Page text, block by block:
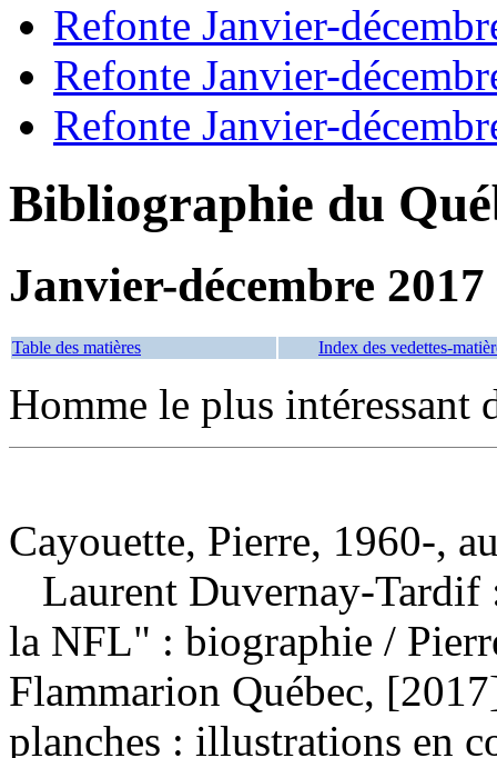
Refonte Janvier-
Refonte Janvier-
Refonte Janvier-
Bibliographie du
Janvier-décembre 2017
Table des matières Index des vedettes-
Homme le plus intéressant
Cayouette, Pierre, 1960-,
Laurent Duvernay-Tardif
la NFL" : biographie /
Flammarion Québec,
planches : illustrations en